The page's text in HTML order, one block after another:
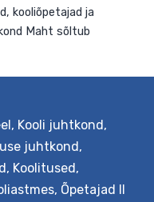
saab
koolieelse
, Kooli juhtkond,
juhtkond,
, Koolitused,
, Õpetajad II